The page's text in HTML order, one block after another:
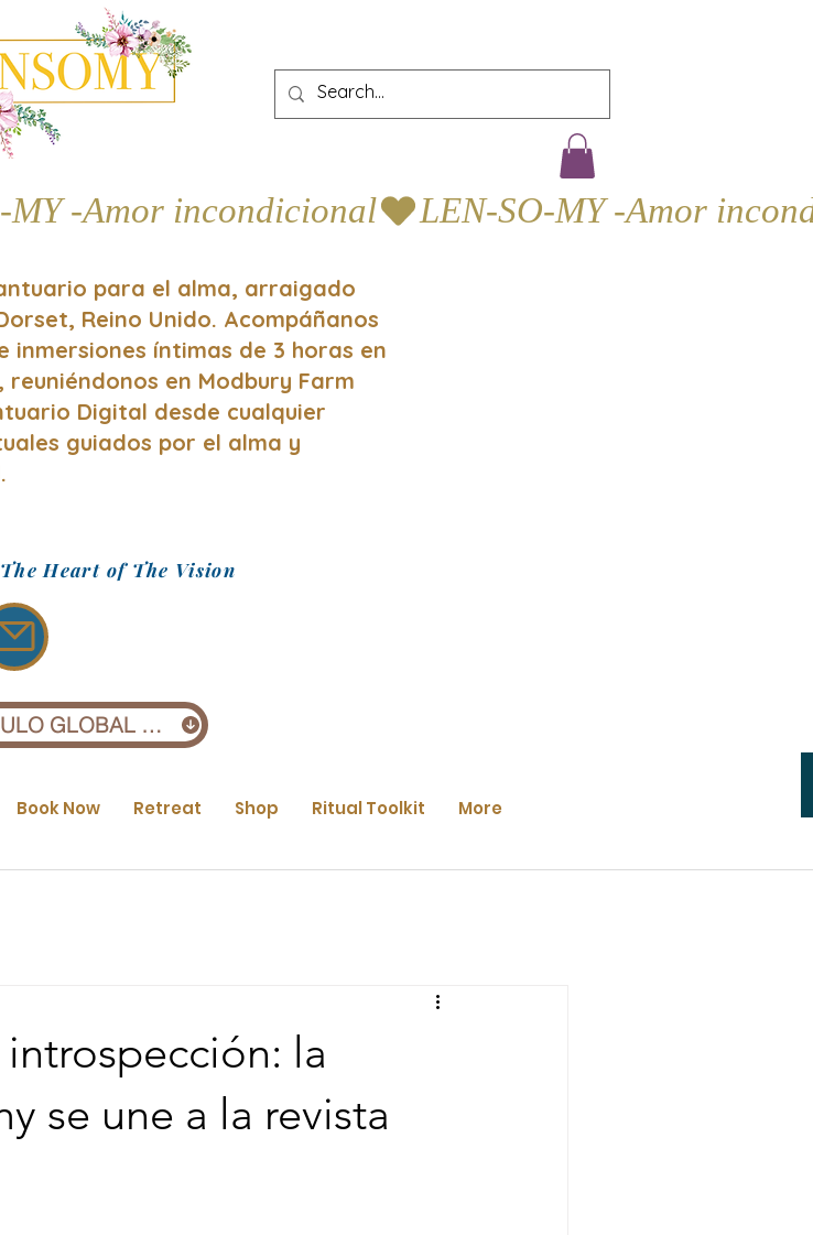
para el alma, arraigado
Reino Unido. Acompáñanos
inmersiones íntimas de 3 horas en
en Modbury Farm
Digital desde cualquier
guiados por el alma y
Heart of The Vision
ÚNETE AL CÍRCULO GLOBAL (£1)
Book Now Retreat Shop Ritual Toolkit More
la
se une a la revista